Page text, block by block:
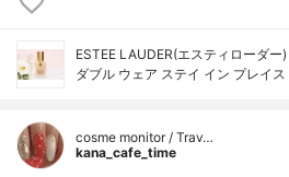
ESTEE LAUDER(エスティローダー)
ダブル ウェア ステイ イン プレイ
cosme monitor / Trav…
kana_cafe_time